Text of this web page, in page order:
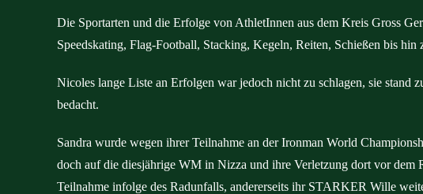
Die Sportarten und die Erfolge von AthletInnen aus dem Kreis Gross
Speedskating, Flag-Football, Stacking, Kegeln, Reiten, Schießen bis hin
Nicoles lange Liste an Erfolgen war jedoch nicht zu schlagen, sie stand
bedacht.
Sandra wurde wegen ihrer Teilnahme an der Ironman World
doch auf die diesjährige WM in Nizza und ihre Verletzung dort vor dem
Teilnahme infolge des Radunfalls, andererseits ihr STARKER Wille